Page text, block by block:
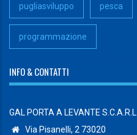
pugliasviluppo pesca
programmazione
INFO & CONTATTI
GAL PORTA A LEVANTE S.C.A.R.L.
Via Pisanelli, 2 73020